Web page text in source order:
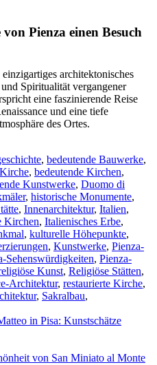
Pienza einen Besuch
architektonisches
Spiritualität vergangener
eine faszinierende Reise
und eine tiefe
des Ortes.
, bedeutende Bauwerke,
, bedeutende Kirchen,
Kunstwerke, Duomo di
, historische Monumente,
, Innenarchitektur, Italien,
Kirchen, Italienisches Erbe,
, kulturelle Höhepunkte,
, Kunstwerke, Pienza-
Sehenswürdigkeiten, Pienza-
Kunst, Religiöse Stätten,
Architektur, restaurierte Kirche,
, Sakralbau,
in Pisa: Kunstschätze
von San Miniato al Monte